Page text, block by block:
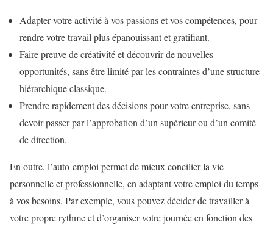
Adapter votre activité à vos passions et vos compétences, pour
rendre votre travail plus épanouissant et gratifiant.
Faire preuve de créativité et découvrir de nouvelles
opportunités, sans être limité par les contraintes d’une structure
hiérarchique classique.
Prendre rapidement des décisions pour votre entreprise, sans
devoir passer par l’approbation d’un supérieur ou d’un comité
de direction.
En outre, l’auto-emploi permet de mieux concilier la vie
personnelle et professionnelle, en adaptant votre emploi du temps
à vos besoins. Par exemple, vous pouvez décider de travailler à
votre propre rythme et d’organiser votre journée en fonction des